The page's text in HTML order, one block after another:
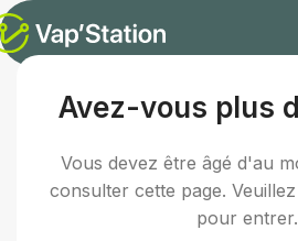
Avez-vous plus
Vous devez être âgé d'au
consulter cette page.
pour entrer.
Accueil /E-liquides/Sels de